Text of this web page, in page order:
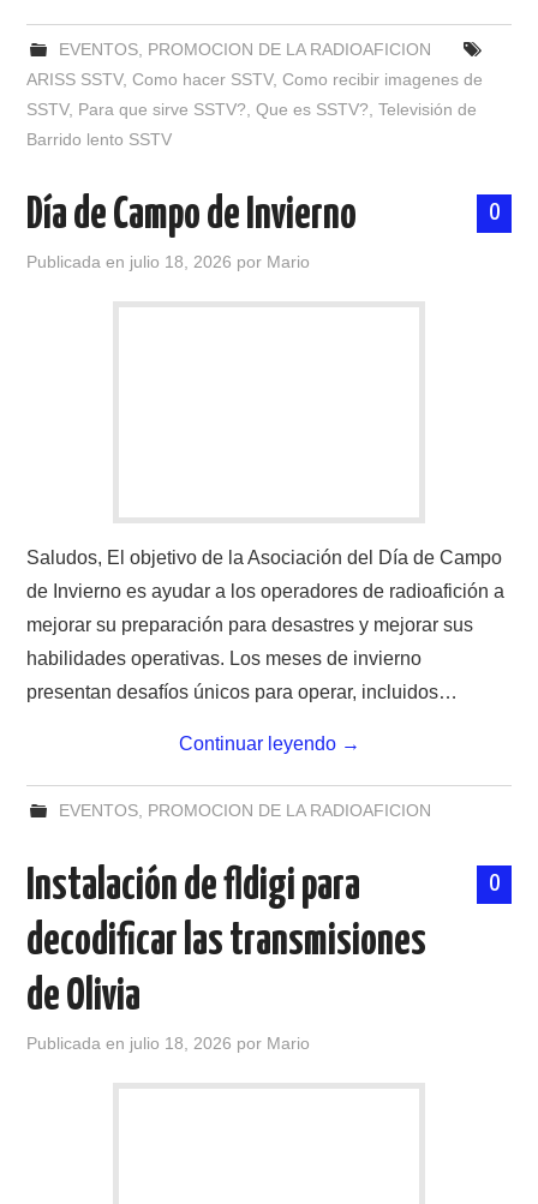
EVENTOS, PROMOCION DE LA RADIOAFICION
ARISS SSTV,Como hacer SSTV,Como recibir imagenes de
SSTV, Para que sirve SSTV?,Que es SSTV?,Televisión de
Barrido lento SSTV
0
Día de Campo de Invierno
Publicada en julio 18, 2026 por Mario
Saludos, El objetivo de la Asociación del Día de Campo
de Invierno es ayudar a los operadores de radioafición a
mejorar su preparación para desastres y mejorar sus
habilidades operativas. Los meses de invierno
presentan desafíos únicos para operar, incluidos…
Continuar leyendo →
EVENTOS, PROMOCION DE LA RADIOAFICION
0
Instalación de fldigi para
decodificar las transmisiones
de Olivia
Publicada en julio 18, 2026 por Mario